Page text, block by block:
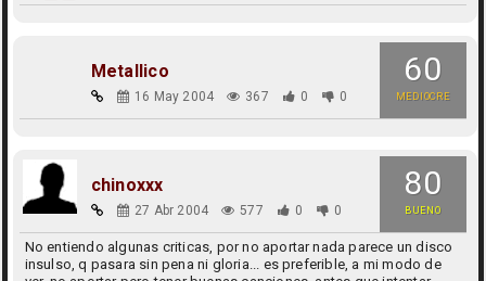
60
MEDIOCRE
Metallico
16 May 2004 367 0 0
80
BUENO
chinoxxx
27 Abr 2004 577 0 0
No entiendo algunas criticas, por no aportar nada parece un disco
insulso, q pasara sin pena ni gloria... es preferible, a mi modo de